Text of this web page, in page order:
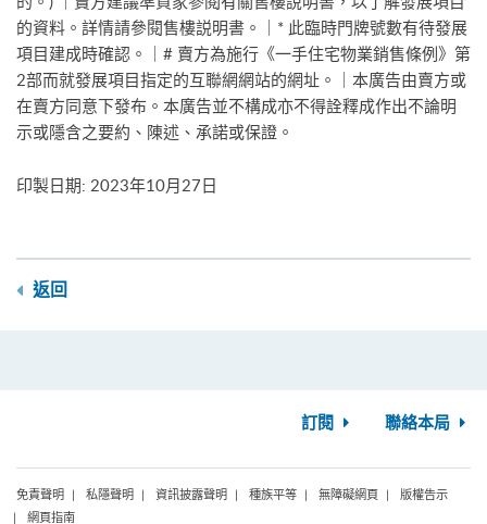
的資料。詳情請參閱售樓説明書。｜* 此臨時門牌號數有待發展
項目建成時確認。｜# 賣方為施行《一手住宅物業銷售條例》第
2部而就發展項目指定的互聯網網站的網址。｜本廣告由賣方或
在賣方同意下發布。本廣告並不構成亦不得詮釋成作出不論明
示或隱含之要約、陳述、承諾或保證。
印製日期: 2023年10月27日
返回
訂閱 聯絡本局
免責聲明 私隱聲明 資訊披露聲明 種族平等 無障礙網頁
版權告示
網頁指南